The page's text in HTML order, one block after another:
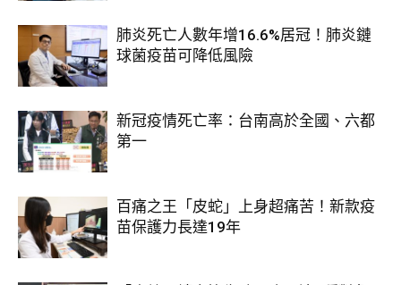
肺炎死亡人數年增16.6%居冠！肺炎鏈
球菌疫苗可降低風險
新冠疫情死亡率：台南高於全國、六都
第一
百痛之王「皮蛇」上身超痛苦！新款疫
苗保護力長達19年